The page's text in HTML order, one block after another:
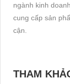
ngành kinh
cung cấp sản
cận.
THAM